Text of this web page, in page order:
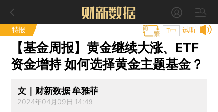
特报 试听
T中
【基金周报】黄金继续大涨、ETF
资金增持 如何选择黄金主题基金？
文｜财新数据 牟雅菲
2024年04月09日 14:49